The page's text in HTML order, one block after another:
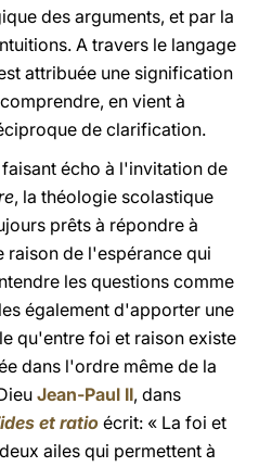
des arguments, et par la
A travers le langage
attribuée une signification
en vient à
de clarification.
écho à l'invitation de
, la théologie scolastique
prêts à répondre à
raison de l'espérance qui
les questions comme
également d'apporter une
qu'entre foi et raison existe
dans l'ordre même de la
Jean-Paul II, dans
et ratioécrit: « La foi et
ailes qui permettent à